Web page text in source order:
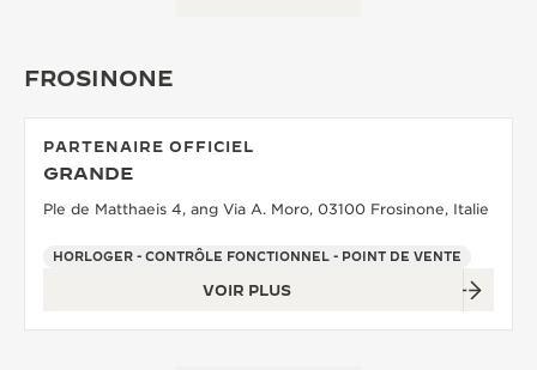
FROSINONE
PARTENAIRE OFFICIEL
GRANDE
Ple de Matthaeis 4, ang Via A. Moro, 03100 Frosinone, Italie
HORLOGER - CONTRÔLE FONCTIONNEL - POINT DE VENTE
VOIR PLUS